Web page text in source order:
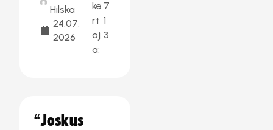
Hilska
24.07.
2026
ke
rt
oj
a:
7
1
3
“Joskus